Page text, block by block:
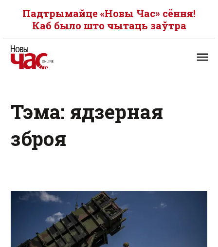
Падтрымайце «Новы Час» сёння!
Каб было што чытаць заўтра
Тэма: ядзерная
зброя